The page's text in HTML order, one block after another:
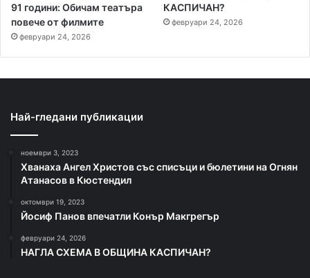
91 години: Обичам театъра
повече от филмите
февруари 24, 2026
КАСПИЧАН?
февруари 24, 2026
Най-гледани публикации
ноември 3, 2023
Хванаха Ангел Христов със списъци и бюлетини на Огнян
Атанасов в Кюстендил
октомври 19, 2023
Йосиф Панов впечатли Конър Макгрегър
февруари 24, 2026
НАГЛА СХЕМА В ОБЩИНА КАСПИЧАН?